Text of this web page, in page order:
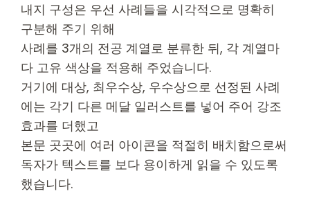
내지 구성은 우선 사례들을 시각적으로 명확히
구분해 주기 위해
사례를 3개의 전공 계열로 분류한 뒤, 각 계열마
다 고유 색상을 적용해 주었습니다.
거기에 대상, 최우수상, 우수상으로 선정된 사례
에는 각기 다른 메달 일러스트를 넣어 주어 강조
효과를 더했고
본문 곳곳에 여러 아이콘을 적절히 배치함으로써
독자가 텍스트를 보다 용이하게 읽을 수 있도록
했습니다.